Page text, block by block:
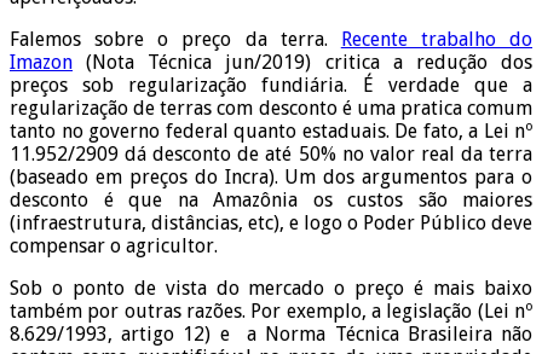
Falemos sobre o preço da terra. Recente trabalho do
Imazon (Nota Técnica jun/2019) critica a redução dos
preços sob regularização fundiária. É verdade que a
regularização de terras com desconto é uma pratica comum
tanto no governo federal quanto estaduais. De fato, a Lei nº
11.952/2909 dá desconto de até 50% no valor real da terra
(baseado em preços do Incra). Um dos argumentos para o
desconto é que na Amazônia os custos são maiores
(infraestrutura, distâncias, etc), e logo o Poder Público deve
compensar o agricultor.
Sob o ponto de vista do mercado o preço é mais baixo
também por outras razões. Por exemplo, a legislação (Lei nº
8.629/1993, artigo 12) e a Norma Técnica Brasileira não